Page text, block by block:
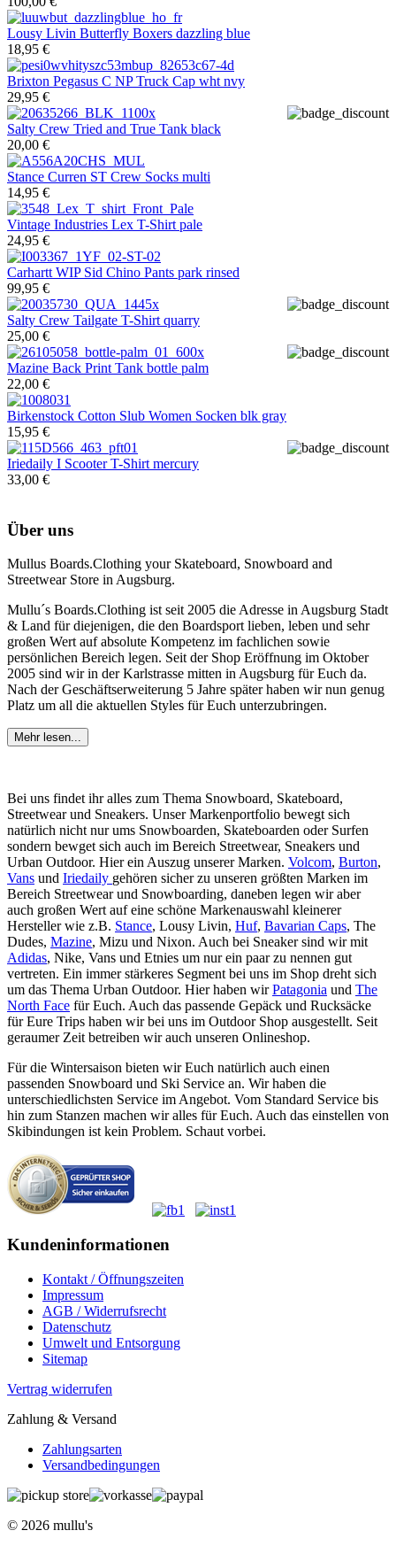
Lousy Livin Butterfly Boxers dazzling blue
18,95 €
Brixton Pegasus C NP Truck Cap wht nvy
29,95 €
Salty Crew Tried and True Tank black
20,00 €
Stance Curren ST Crew Socks multi
14,95 €
Vintage Industries Lex T-Shirt pale
24,95 €
Carhartt WIPSid Chino Pants park rinsed
99,95 €
Salty Crew Tailgate T-Shirt quarry
25,00 €
Mazine Back Print Tank bottle palm
22,00 €
Birkenstock Cotton Slub Women Socken blk gray
15,95 €
Iriedaily I Scooter T-Shirt mercury
33,00 €
Über uns
Mullus Boards.Clothing your Skateboard, Snowboard and
Streetwear Store in Augsburg.
Mullu´s Boards.Clothing ist seit 2005 die Adresse in Augsburg Stadt
& Land für diejenigen, die den Boardsport lieben, leben und sehr
großen Wert auf absolute Kompetenz im fachlichen sowie
persönlichen Bereich legen. Seit der Shop Eröffnung im Oktober
2005 sind wir in der Karlstrasse mitten in Augsburg für Euch da.
Nach der Geschäftserweiterung 5 Jahre später haben wir nun genug
Platz um all die aktuellen Styles für Euch unterzubringen.
Mehr lesen...
Bei uns findet ihr alles zum Thema Snowboard, Skateboard,
Streetwear und Sneakers. Unser Markenportfolio bewegt sich
natürlich nicht nur ums Snowboarden, Skateboarden oder Surfen
sondern bewget sich auch im Bereich Streetwear, Sneakers und
Urban Outdoor. Hier ein Auszug unserer Marken. Volcom, Burton,
Vans und Iriedaily gehören sicher zu unseren größten Marken im
Bereich Streetwear und Snowboarding, daneben legen wir aber
auch großen Wert auf eine schöne Markenauswahl kleinerer
Hersteller wie z.B. Stance, Lousy Livin, Huf, Bavarian Caps, The
Dudes, Mazine, Mizu und Nixon. Auch bei Sneaker sind wir mit
Adidas, Nike, Vans und Etnies um nur ein paar zu nennen gut
vertreten. Ein immer stärkeres Segment bei uns im Shop dreht sich
um das Thema Urban Outdoor. Hier haben wirPatagonia und The
North Face für Euch. Auch das passende Gepäck und Rucksäcke
für Eure Trips haben wir bei uns im Outdoor Shop ausgestellt. Seit
geraumer Zeit betreiben wir auch unseren Onlineshop.
Für die Wintersaison bieten wir Euch natürlich auch einen
passenden Snowboard und Ski Service an. Wir haben die
unterschiedlichsten Service im Angebot. Vom Standard Service bis
hin zum Stanzen machen wir alles für Euch. Auch das einstellen von
Skibindungen ist kein Problem. Schaut vorbei.
Kundeninformationen
Kontakt / Öffnungszeiten
Impressum
AGB / Widerrufsrecht
Datenschutz
Umwelt und Entsorgung
Sitemap
Vertrag widerrufen
Zahlung & Versand
Zahlungsarten
Versandbedingungen
© 2026 mullu's